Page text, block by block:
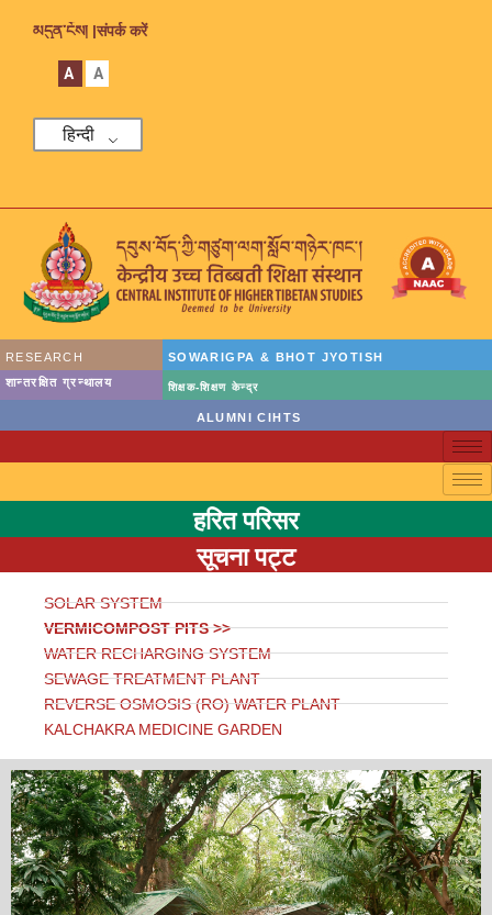
མདུན་ངོས། |संपर्क करें
A A
हिन्दी
RESEARCH
SOWARIGPA & BHOT JYOTISH
शान्तरक्षित ग्रन्थालय
शिक्षक-शिक्षण केन्द्र
ALUMNI CIHTS
हरित परिसर
सूचना पट्ट
SOLAR SYSTEM
VERMICOMPOST PITS >>
WATER RECHARGING SYSTEM
SEWAGE TREATMENT PLANT
REVERSE OSMOSIS (RO) WATER PLANT
KALCHAKRA MEDICINE GARDEN